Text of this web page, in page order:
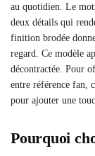
au quotidien. Le
deux détails qui
finition brodée
regard. Ce modèle
décontractée. Pour
entre référence fan,
pour ajouter une
Pourquoi